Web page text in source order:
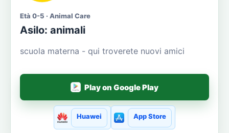
Età 0-5 · Animal Care
Asilo: animali
scuola materna - qui troverete nuovi amici
Play on Google Play
Huawei App Store